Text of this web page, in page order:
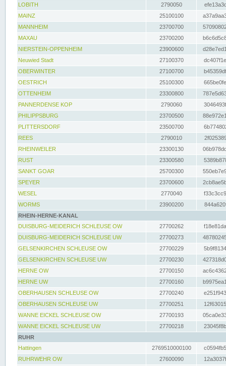
LOBITH
2790050
MAINZ
25100100
MANNHEIM
23700700
MAXAU
23700200
NIERSTEIN-OPPENHEIM
23900600
Neuwied Stadt
27100370
OBERWINTER
27100700
OESTRICH
25100300
OTTENHEIM
23300800
PANNERDENSE KOP
2790060
PHILIPPSBURG
23700500
PLITTERSDORF
23500700
REES
2790010
RHEINWEILER
23300130
RUST
23300580
SANKT GOAR
25700300
SPEYER
23700600
WESEL
2770040
WORMS
23900200
RHEIN-HERNE-KANAL
DUISBURG-MEIDERICH SCHLEUSE OW
27700262
DUISBURG-MEIDERICH SCHLEUSE UW
27700273
GELSENKIRCHEN SCHLEUSE OW
27700229
GELSENKIRCHEN SCHLEUSE UW
27700230
HERNE OW
27700150
HERNE UW
27700160
OBERHAUSEN SCHLEUSE OW
27700240
OBERHAUSEN SCHLEUSE UW
27700251
WANNE EICKEL SCHLEUSE OW
27700193
WANNE EICKEL SCHLEUSE UW
27700218
RUHR
Hattingen
2769510000100
RUHRWEHR OW
27600090